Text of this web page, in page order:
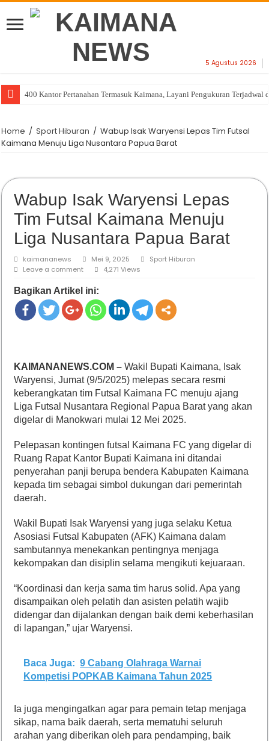
5 Agustus 2026
400 Kantor Pertanahan Termasuk Kaimana, Layani Pengukuran Terjadwal
Home / Sport Hiburan / Wabup Isak Waryensi Lepas Tim Futsal
Kaimana Menuju Liga Nusantara Papua Barat
Wabup Isak Waryensi Lepas
Tim Futsal Kaimana Menuju
Liga Nusantara Papua Barat
kaimananews Mei 9, 2025
Sport Hiburan
Leave a comment
4,271 Views
Bagikan Artikel ini:
KAIMANANEWS.COM – Wakil Bupati Kaimana, Isak
Waryensi, Jumat (9/5/2025) melepas secara resmi
keberangkatan tim Futsal Kaimana FC menuju ajang
Liga Futsal Nusantara Regional Papua Barat yang akan
digelar di Manokwari mulai 12 Mei 2025.
Pelepasan kontingen futsal Kaimana FC yang digelar di
Ruang Rapat Kantor Bupati Kaimana ini ditandai
penyerahan panji berupa bendera Kabupaten Kaimana
kepada tim sebagai simbol dukungan dari pemerintah
daerah.
Wakil Bupati Isak Waryensi yang juga selaku Ketua
Asosiasi Futsal Kabupaten (AFK) Kaimana dalam
sambutannya menekankan pentingnya menjaga
kekompakan dan disiplin selama mengikuti kejuaraan.
“Koordinasi dan kerja sama tim harus solid. Apa yang
disampaikan oleh pelatih dan asisten pelatih wajib
didengar dan dijalankan dengan baik demi keberhasilan
di lapangan,” ujar Waryensi.
Baca Juga: 9 Cabang Olahraga Warnai
Kompetisi POPKAB Kaimana Tahun 2025
Ia juga mengingatkan agar para pemain tetap menjaga
sikap, nama baik daerah, serta mematuhi seluruh
arahan yang diberikan oleh para pendamping, baik